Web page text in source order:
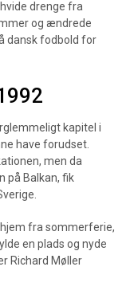
drenge fra
og ændrede
dansk fodbold for
kapitel i
have forudset.
men da
på Balkan, fik
fra sommerferie,
en plads og nyde
Richard Møller